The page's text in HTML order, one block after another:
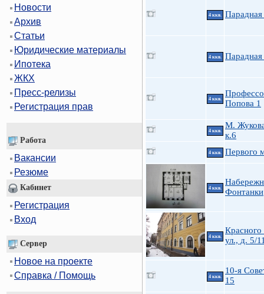
Новости
Архив
Статьи
Юридические материалы
Ипотека
ЖКХ
Пресс-релизы
Регистрация прав
Работа
Вакансии
Резюме
Кабинет
Регистрация
Вход
Сервер
Новое на проекте
Справка / Помощь
4 ккв. Парадная
4 ккв. Парадная
4 ккв.
Попова 1
4 ккв.
М.
к.6
4 ккв. Первого
4 ккв.
Фонтанки
4 ккв.
Красного
ул., д. 5/
4 ккв.
10-я
15